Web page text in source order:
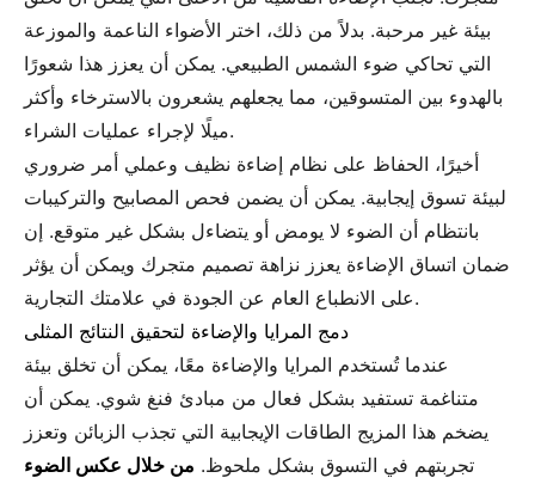
بيئة غير مرحبة. بدلاً من ذلك، اختر الأضواء الناعمة والموزعة
التي تحاكي ضوء الشمس الطبيعي. يمكن أن يعزز هذا شعورًا
بالهدوء بين المتسوقين، مما يجعلهم يشعرون بالاسترخاء وأكثر
ميلًا لإجراء عمليات الشراء.
أخيرًا، الحفاظ على نظام إضاءة نظيف وعملي أمر ضروري
لبيئة تسوق إيجابية. يمكن أن يضمن فحص المصابيح والتركيبات
بانتظام أن الضوء لا يومض أو يتضاءل بشكل غير متوقع. إن
ضمان اتساق الإضاءة يعزز نزاهة تصميم متجرك ويمكن أن يؤثر
على الانطباع العام عن الجودة في علامتك التجارية.
دمج المرايا والإضاءة لتحقيق النتائج المثلى
عندما تُستخدم المرايا والإضاءة معًا، يمكن أن تخلق بيئة
متناغمة تستفيد بشكل فعال من مبادئ فنغ شوي. يمكن أن
يضخم هذا المزيج الطاقات الإيجابية التي تجذب الزبائن وتعزز
تجربتهم في التسوق بشكل ملحوظ. من خلال عكس الضوء